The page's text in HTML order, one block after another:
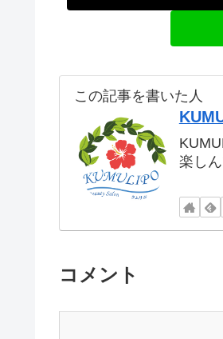
この記事を書いた人
楽し
コメント